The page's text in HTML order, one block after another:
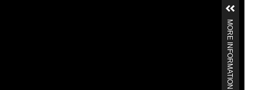
MORE INFORMATION